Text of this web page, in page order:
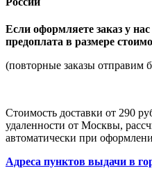
Если оформляете заказ у
предоплата в размере
(повторные заказы отправим
Стоимость доставки от 290
удаленности от Москвы,
автоматически при
Адреса пунктов выдачи в